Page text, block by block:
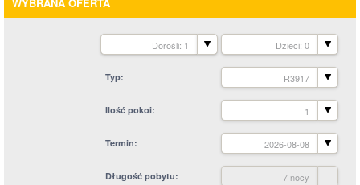
Dorośli: 1 Dzieci: 0
Typ R3917
Ilość pokoi 1
Termin 2026-08-08
Długość pobytu 7 nocy